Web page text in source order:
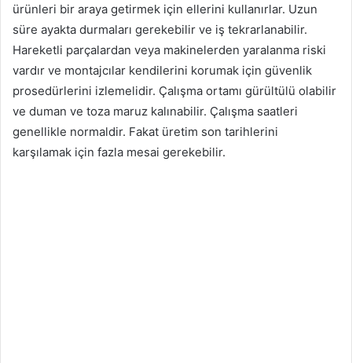
ürünleri bir araya getirmek için ellerini kullanırlar. Uzun
süre ayakta durmaları gerekebilir ve iş tekrarlanabilir.
Hareketli parçalardan veya makinelerden yaralanma riski
vardır ve montajcılar kendilerini korumak için güvenlik
prosedürlerini izlemelidir. Çalışma ortamı gürültülü olabilir
ve duman ve toza maruz kalınabilir. Çalışma saatleri
genellikle normaldir. Fakat üretim son tarihlerini
karşılamak için fazla mesai gerekebilir.